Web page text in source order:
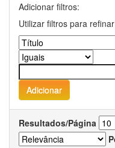
Adicionar filtros:
Utilizar filtros para
Resultados/Página